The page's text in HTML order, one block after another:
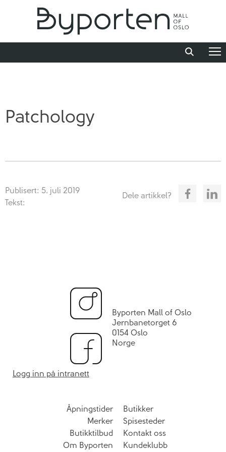
Patchology
Publisert: 5. juli 2019
Tekst:
Dele artikkel?
Byporten Mall of Oslo
Jernbanetorget 6
0154 Oslo
Norge
Logg inn på intranett
Åpningstider
Butikker
Merker
Spisesteder
Butikktilbud
Kontakt oss
Om Byporten
Kundeklubb